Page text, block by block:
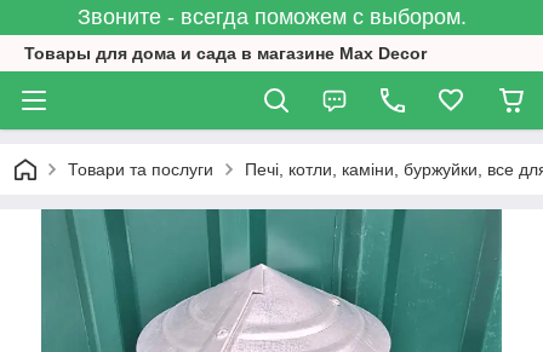
Звоните - всегда поможем с выбором.
Товары для дома и сада в магазине Max Decor
Товари та послуги Печі, котли, каміни, буржуйки, все